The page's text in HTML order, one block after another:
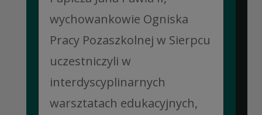
wychowankowie Ogniska
Pracy Pozaszkolnej w Sierpcu
uczestniczyli w
interdyscyplinarnych
warsztatach edukacyjnych,